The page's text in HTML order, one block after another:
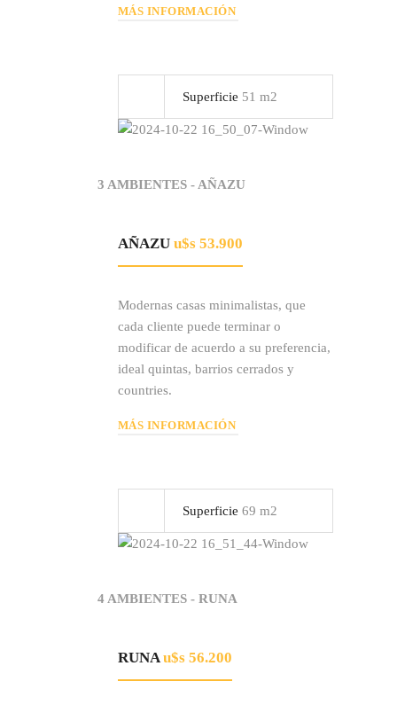
MÁS INFORMACIÓN
Superficie 51 m2
3 AMBIENTES - AÑAZU
AÑAZU u$s 53.900
Modernas casas minimalistas, que
cada cliente puede terminar o
modificar de acuerdo a su preferencia,
ideal quintas, barrios cerrados y
countries.
MÁS INFORMACIÓN
Superficie 69 m2
4 AMBIENTES - RUNA
RUNAu$s 56.200